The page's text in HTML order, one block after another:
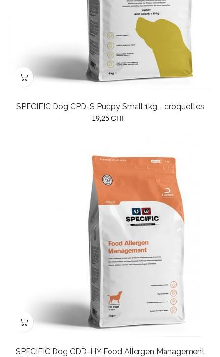
SPECIFIC Dog CPD-S Puppy Small 1kg - croquettes
Prix
19,25 CHF
SPECIFIC Dog CDD-HY Food Allergen Management